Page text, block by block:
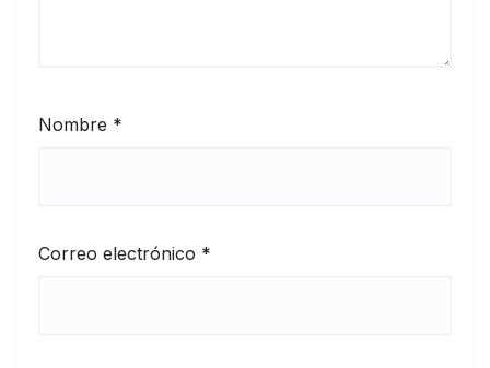
Nombre *
Correo electrónico *